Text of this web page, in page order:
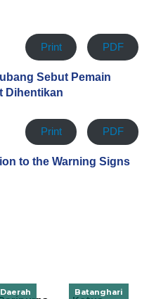
Print PDF
Sebut Pemain
Dihentikan
Print PDF
to the Warning Signs
Daerah Batanghari